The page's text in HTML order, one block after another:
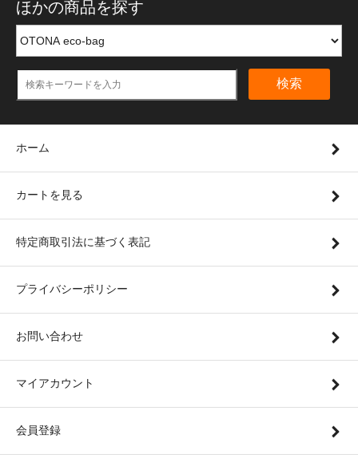
ほかの商品を探す
検索
ホーム
カートを見る
特定商取引法に基づく表記
プライバシーポリシー
お問い合わせ
マイアカウント
会員登録